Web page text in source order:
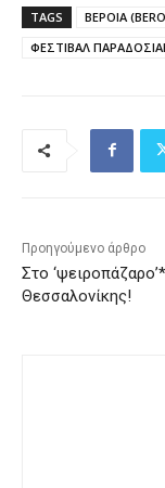
TAGS ΒΕΡΟΙΑ
ΦΕΣΤΙΒΑΛ
Προηγούμενο άρθρο
Στο
Θεσσαλονίκης!